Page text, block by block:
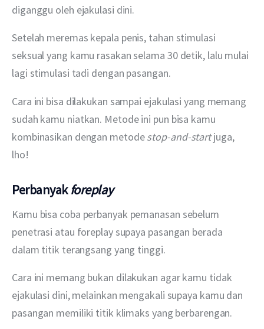
diganggu oleh ejakulasi dini.
Setelah meremas kepala penis, tahan stimulasi
seksual yang kamu rasakan selama 30 detik, lalu mulai
lagi stimulasi tadi dengan pasangan.
Cara ini bisa dilakukan sampai ejakulasi yang memang
sudah kamu niatkan. Metode ini pun bisa kamu
kombinasikan dengan metode stop-and-start juga,
lho!
Perbanyakforeplay
Kamu bisa coba perbanyak pemanasan sebelum
penetrasi atau foreplay supaya pasangan berada
dalam titik terangsang yang tinggi.
Cara ini memang bukan dilakukan agar kamu tidak
ejakulasi dini, melainkan mengakali supaya kamu dan
pasangan memiliki titik klimaks yang berbarengan.